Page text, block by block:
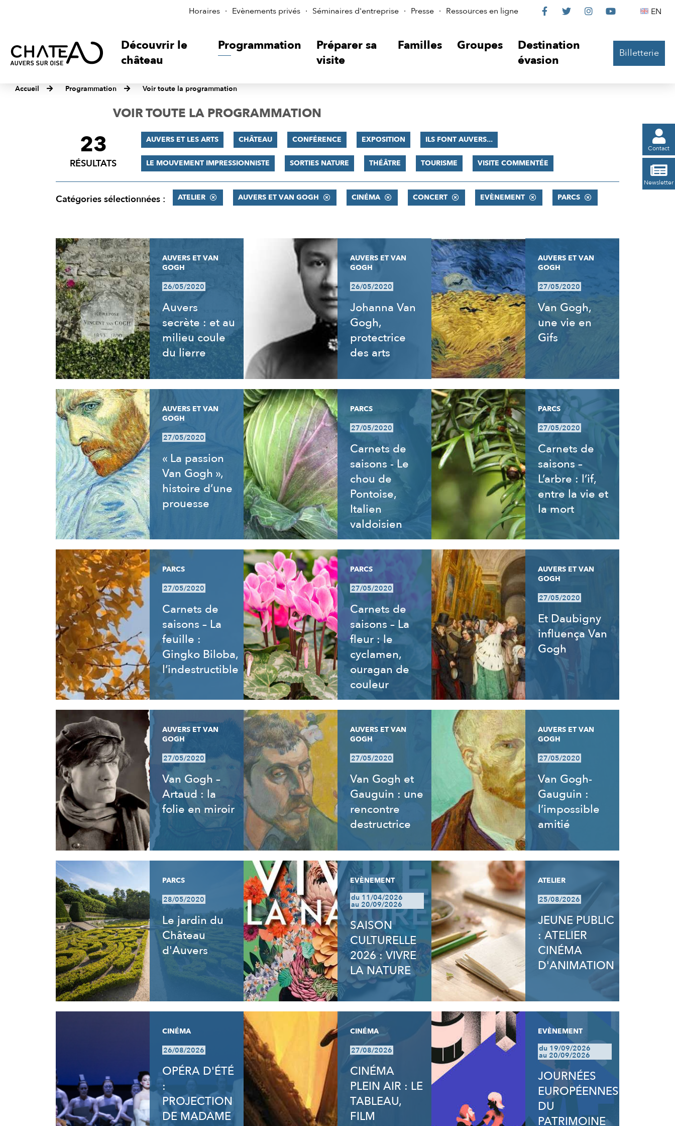
Horaires Evènements privés Séminaires d'entreprise Presse Ressources en ligne
Le
sur

Le

Le

Le
 EN
Découvrir le
château
Programmation
Préparer sa
visite
Familles Groupes
Destination
évasion
Billetterie
Accueil Programmation Voir toute la programmation

Contact

Newsletter
VOIR TOUTE LA PROGRAMMATION
FILTRER
RÉSULTATS
23
RÉSULTATS
AUVERS ET LES ARTS CHÂTEAU CONFÉRENCE EXPOSITION ILS FONT AUVERS...
LE MOUVEMENT IMPRESSIONNISTE SORTIES NATURE THÉÂTRE TOURISME VISITE COMMENTÉE
Catégories sélectionnées : ATELIER AUVERS ET VAN GOGH CINÉMA CONCERT EVÈNEMENT PARCS
RÉSULTATS
AUVERS ET VAN
GOGH
26/05/2020
Auvers
secrète : et au
milieu coule
du lierre
AUVERS ET VAN
GOGH
26/05/2020
Johanna Van
Gogh,
protectrice
des arts
AUVERS ET VAN
GOGH
27/05/2020
Van Gogh,
une vie en
Gifs
AUVERS ET VAN
GOGH
27/05/2020
« La passion
Van Gogh »,
histoire d’une
prouesse
PARCS
27/05/2020
Carnets de
saisons - Le
chou de
Pontoise,
Italien
valdoisien
PARCS
27/05/2020
Carnets de
saisons –
L’arbre : l’if,
entre la vie et
la mort
PARCS
27/05/2020
Carnets de
saisons – La
feuille :
Gingko Biloba,
l’indestructible
PARCS
27/05/2020
Carnets de
saisons – La
fleur : le
cyclamen,
ouragan de
couleur
AUVERS ET VAN
GOGH
27/05/2020
Et Daubigny
influença Van
Gogh
AUVERS ET VAN
GOGH
27/05/2020
Van Gogh –
Artaud : la
folie en miroir
AUVERS ET VAN
GOGH
27/05/2020
Van Gogh et
Gauguin : une
rencontre
destructrice
AUVERS ET VAN
GOGH
27/05/2020
Van Gogh-
Gauguin :
l’impossible
amitié
PARCS
28/05/2020
Le jardin du
Château
d'Auvers
EVÈNEMENT
du 11/04/2026
au 20/09/2026
SAISON
CULTURELLE
2026 : VIVRE
LA NATURE
ATELIER
25/08/2026
JEUNE PUBLIC
: ATELIER
CINÉMA
D'ANIMATION
CINÉMA
26/08/2026
OPÉRA D'ÉTÉ
:
PROJECTION
DE MADAME
CINÉMA
27/08/2026
CINÉMA
PLEIN AIR : LE
TABLEAU,
FILM
EVÈNEMENT
du 19/09/2026
au 20/09/2026
JOURNÉES
EUROPÉENNES
DU
PATRIMOINE